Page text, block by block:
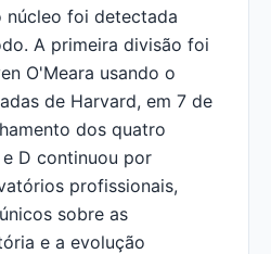
núcleo foi detectada
A primeira divisão foi
O'Meara usando o
de Harvard, em 7 de
dos quatro
D continuou por
profissionais,
sobre as
e a evolução